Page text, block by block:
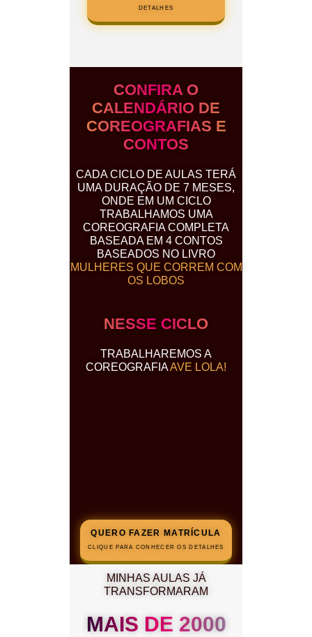
DETALHES
CONFIRA O
CALENDÁRIO DE
COREOGRAFIAS E
CONTOS
CADA CICLO DE AULAS TERÁ
UMA DURAÇÃO DE 7 MESES,
ONDE EM UM CICLO
TRABALHAMOS UMA
COREOGRAFIA COMPLETA
BASEADA EM 4 CONTOS
BASEADOS NO LIVRO
MULHERES QUE CORREM COM
OS LOBOS
NESSE CICLO
TRABALHAREMOS A
COREOGRAFIAAVE LOLA!
QUERO FAZER MATRÍCULA
CLIQUE PARA CONHECER OS DETALHES
MINHAS AULAS JÁ
TRANSFORMARAM
MAIS DE 2000